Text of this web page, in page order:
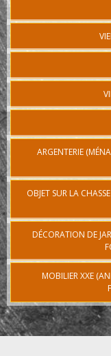
ARGENTERIE
OBJET SUR LA
DÉCORATION DE
MOBILIER XXE